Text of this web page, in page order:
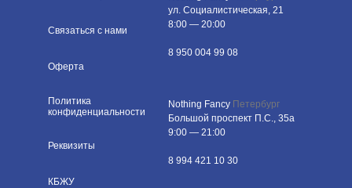
Связаться с нами
Оферта
Политика
конфиденциальности
Nothing Fancy Петербург
Большой проспект П.С., 35а
9:00 — 21:00
8 994 421 10 30
ул. Cоциалистическая, 21
8:00 — 20:00
8 950 004 99 08
КБЖУ
Реквизиты